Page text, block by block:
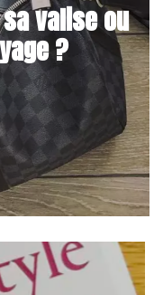
valise ou
?